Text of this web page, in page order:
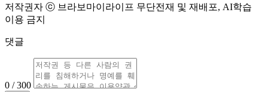
저작권자 ⓒ 브라보마이라이프 무단전재 및 재배포, AI학습
이용 금지
댓글
0 / 300